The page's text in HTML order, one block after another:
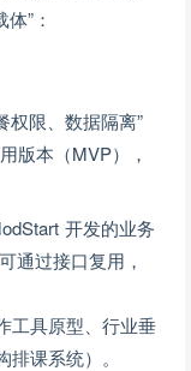
”：
权限、数据隔离”
版本（MVP），
开发的业务
通过接口复用，
工具原型、行业垂
课系统）。